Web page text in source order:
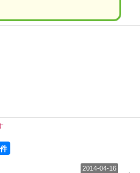
2014-04-16